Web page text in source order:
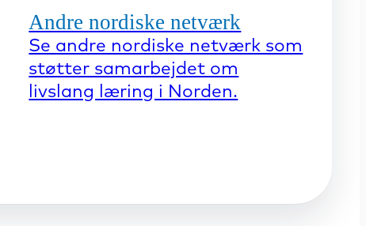
Andre nordiske netværk
Se andre nordiske netværk som
støtter samarbejdet om
livslang læring i Norden.